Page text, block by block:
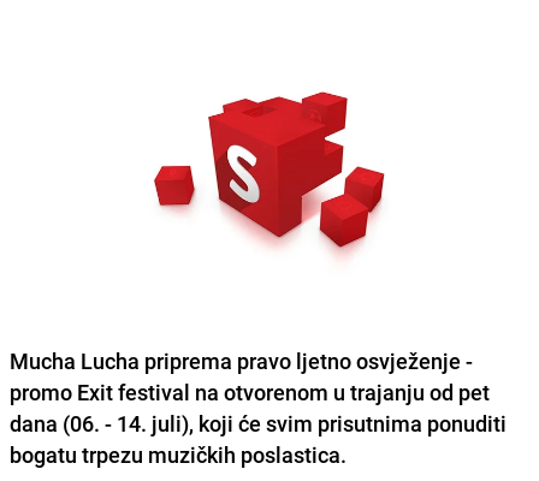
Mucha Lucha priprema pravo ljetno osvježenje -
promo Exit festival na otvorenom u trajanju od pet
dana (06. - 14. juli), koji će svim prisutnima ponuditi
bogatu trpezu muzičkih poslastica.